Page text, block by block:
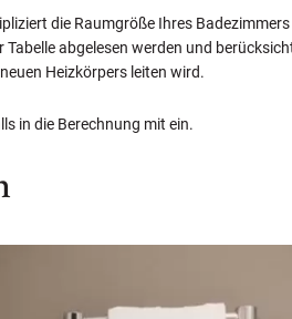
die Raumgröße Ihres
abgelesen werden und
Heizkörpers leiten wird.
in die Berechnung mit ein.